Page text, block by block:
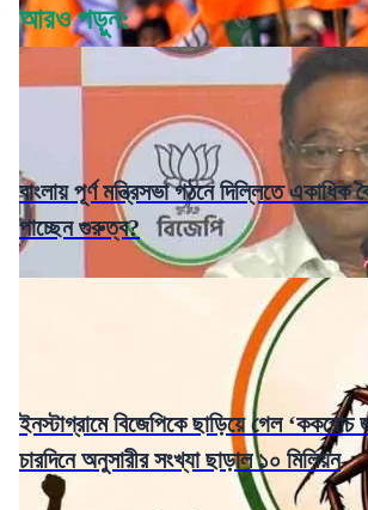
আরও পড়ুন:
বাংলায় পূর্ণ মন্ত্রিসভা গঠনে দিল্লিতে একাধিক
পাচ্ছেন গুরুত্ব?
ইনস্টাগ্রামে বিজেপিকে ছাড়িয়ে গেল ‘ককরোচ
চারদিনে অনুসারীর সংখ্যা ছাড়াল ১০ মিলিয়ন